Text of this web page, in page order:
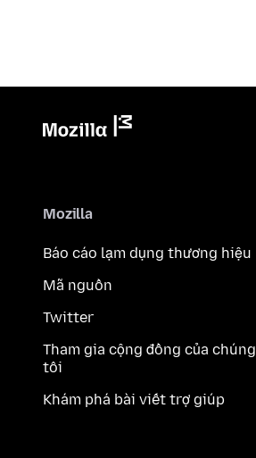
Mozilla
Báo cáo lạm dụng thương hiệu
Mã nguồn
Twitter
Tham gia cộng đồng của chúng
tôi
Khám phá bài viết trợ giúp